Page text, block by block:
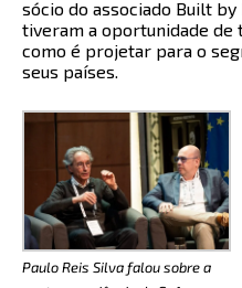
sócio do associado Built
tiveram a oportunidade
como é projetar para o
seus países.
Paulo Reis Silva falou sobre a